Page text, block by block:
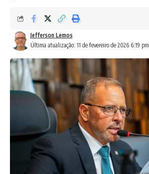
Última atualização: 11 de fevereiro de 2026 6:19 pm
Jefferson Lemos